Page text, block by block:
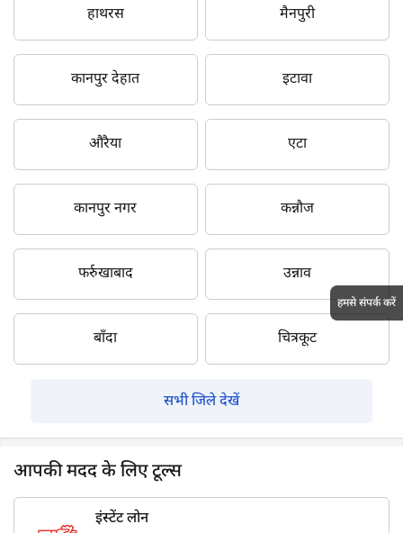
हाथरस मैनपुरी
कानपुर देहात इटावा
औरैया एटा
कानपुर नगर कन्नौज
फर्रुखाबाद उन्नाव
बाँदा चित्रकूट
सभी जिले देखें
आपकी मदद के लिए टूल्स
इंस्टेंट लोन
हमसे संपर्क करें